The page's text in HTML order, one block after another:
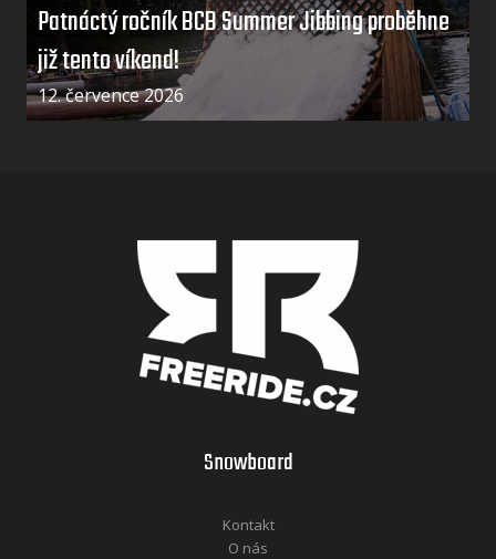
Patnáctý ročník BCB Summer Jibbing proběhne
již tento víkend!
12. července 2026
Snowboard
Kontakt
O nás